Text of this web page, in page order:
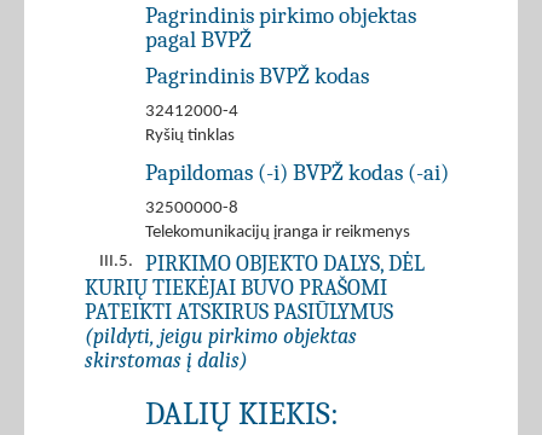
Pagrindinis pirkimo objektas
pagal BVPŽ
Pagrindinis BVPŽ kodas
32412000-4
Ryšių tinklas
Papildomas (-i) BVPŽ kodas (-ai)
32500000-8
Telekomunikacijų įranga ir reikmenys
III.5.
PIRKIMO OBJEKTO DALYS, DĖL
KURIŲ TIEKĖJAI BUVO PRAŠOMI
PATEIKTI ATSKIRUS PASIŪLYMUS
(pildyti, jeigu pirkimo objektas
skirstomas į dalis)
DALIŲ KIEKIS: